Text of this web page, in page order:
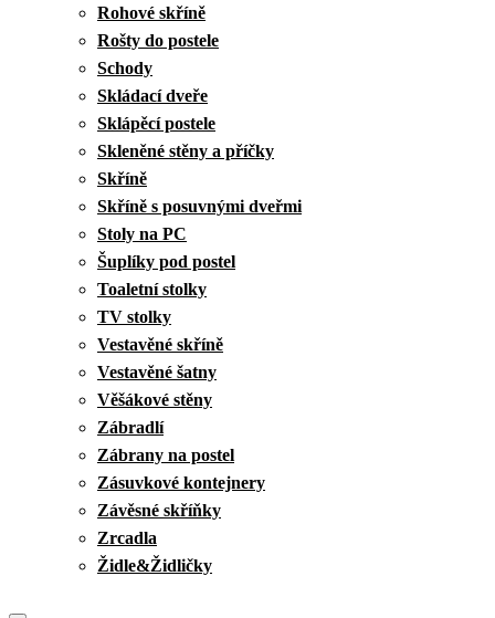
Rohové skříně
Rošty do postele
Schody
Skládací dveře
Sklápěcí postele
Skleněné stěny a příčky
Skříně
Skříně s posuvnými dveřmi
Stoly na PC
Šuplíky pod postel
Toaletní stolky
TV stolky
Vestavěné skříně
Vestavěné šatny
Věšákové stěny
Zábradlí
Zábrany na postel
Zásuvkové kontejnery
Závěsné skříňky
Zrcadla
Židle&Židličky